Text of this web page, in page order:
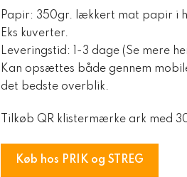
Papir: 350gr. lækkert mat papir i
Eks kuverter.
Leveringstid: 1-3 dage (Se mere
Kan opsættes både gennem
det bedste overblik.
Tilkøb QR klistermærke ark med
Køb hos PRIK og STREG